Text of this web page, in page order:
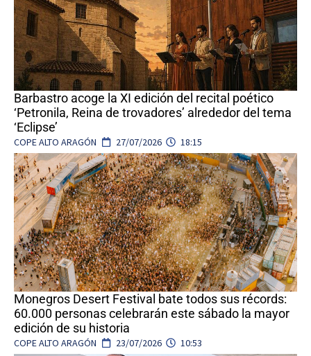
Barbastro acoge la XI edición del recital poético
‘Petronila, Reina de trovadores’ alrededor del tema
‘Eclipse’
COPE ALTO ARAGÓN 27/07/2026 18:15
Monegros Desert Festival bate todos sus récords:
60.000 personas celebrarán este sábado la mayor
edición de su historia
COPE ALTO ARAGÓN 23/07/2026 10:53